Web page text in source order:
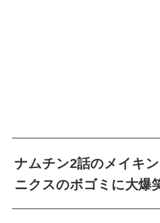
ナムチン2話のメイキ
ニクスのボゴミに大爆